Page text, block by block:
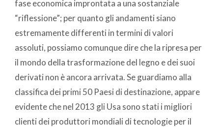
fase economica improntata a una sostanziale
“riflessione”; per quanto gli andamenti siano
estremamente differenti in termini di valori
assoluti, possiamo comunque dire che la ripresa per
il mondo della trasformazione del legno e dei suoi
derivati non è ancora arrivata. Se guardiamo alla
classifica dei primi 50 Paesi di destinazione, appare
evidente che nel 2013 gli Usa sono stati i migliori
clienti dei produttori mondiali di tecnologie per il